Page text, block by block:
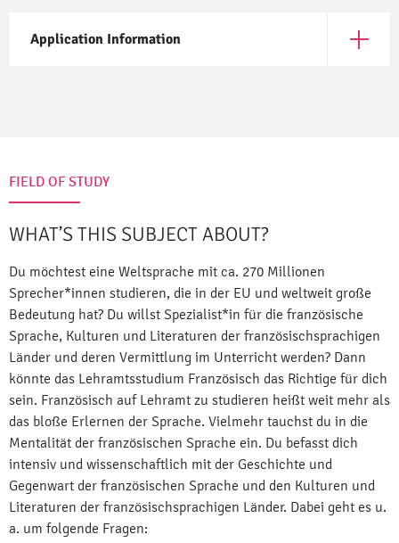
Application Information
Open
FIELD OF STUDY
WHAT’S THIS SUBJECT ABOUT?
Du möchtest eine Weltsprache mit ca. 270 Millionen
Sprecher*innen studieren, die in der EU und weltweit große
Bedeutung hat? Du willst Spezialist*in für die französische
Sprache, Kulturen und Literaturen der französischsprachigen
Länder und deren Vermittlung im Unterricht werden? Dann
könnte das Lehramtsstudium Französisch das Richtige für dich
sein. Französisch auf Lehramt zu studieren heißt weit mehr als
das bloße Erlernen der Sprache. Vielmehr tauchst du in die
Mentalität der französischen Sprache ein. Du befasst dich
intensiv und wissenschaftlich mit der Geschichte und
Gegenwart der französischen Sprache und den Kulturen und
Literaturen der französischsprachigen Länder. Dabei geht es u.
a. um folgende Fragen: